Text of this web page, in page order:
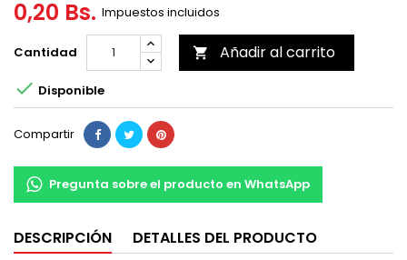
0,20 Bs. Impuestos incluidos
Cantidad  Añadir al carrito
 Disponible
Compartir
Pregunta sobre el producto en WhatsApp
DESCRIPCIÓN DETALLES DEL PRODUCTO